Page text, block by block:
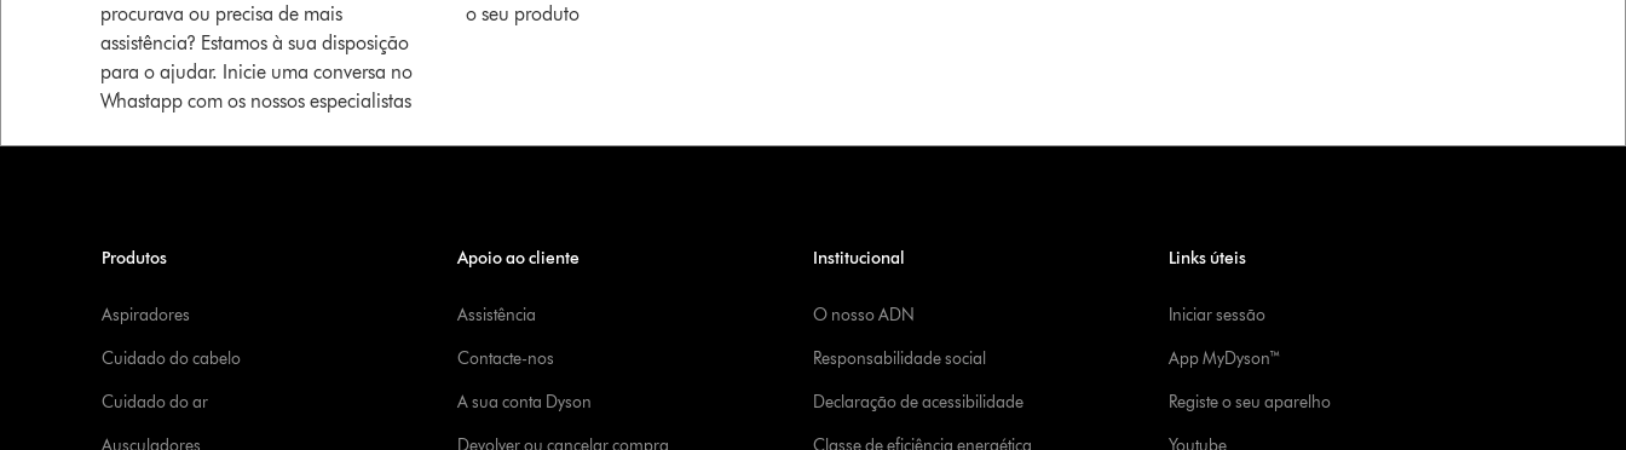
procurava ou precisa de mais
assistência? Estamos à sua disposição
para o ajudar. Inicie uma conversa no
Whastapp com os nossos especialistas
o seu produto
Produtos
Aspiradores
Cuidado do cabelo
Cuidado do ar
Ausculadores
Apoio ao cliente
Assistência
Contacte-nos
A sua conta Dyson
Devolver ou cancelar compra
Institucional
O nosso ADN
Responsabilidade social
Declaração de acessibilidade
Classe de eficiência energética
Links úteis
Iniciar sessão
App MyDyson™
Registe o seu aparelho
Youtube